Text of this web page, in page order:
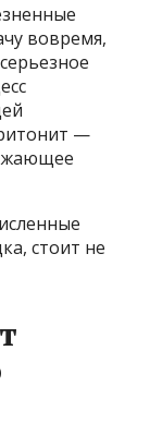
вовремя,
—
стоит не